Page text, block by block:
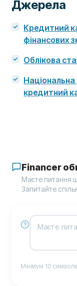
Джерела
Кредитний
фінансових
Облікова
Національна
кредитний
Financer
Маєте питання
Запитайте
Мінімум 10